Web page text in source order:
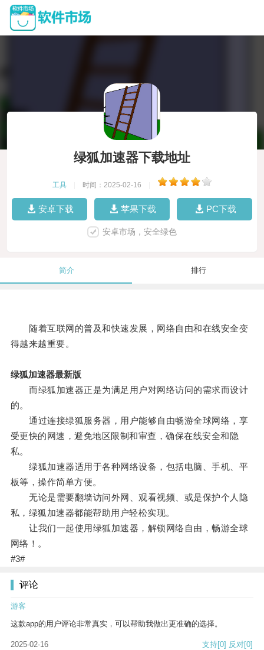
绿狐加速器下载地址
工具 时间：2025-02-16
安卓下载 苹果下载 PC下载
安卓市场，安全绿色
简介 排行
随着互联网的普及和快速发展，网络自由和在线安全变
得越来越重要。
绿狐加速器最新版
而绿狐加速器正是为满足用户对网络访问的需求而设计
的。
通过连接绿狐服务器，用户能够自由畅游全球网络，享
受更快的网速，避免地区限制和审查，确保在线安全和隐
私。
绿狐加速器适用于各种网络设备，包括电脑、手机、平
板等，操作简单方便。
无论是需要翻墙访问外网、观看视频、或是保护个人隐
私，绿狐加速器都能帮助用户轻松实现。
让我们一起使用绿狐加速器，解锁网络自由，畅游全球
网络！。
#3#
评论
游客
这款app的用户评论非常真实，可以帮助我做出更准确的选择。
2025-02-16 支持[0] 反对[0]